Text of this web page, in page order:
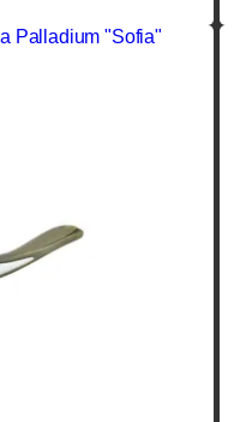
Palladium "Sofia"